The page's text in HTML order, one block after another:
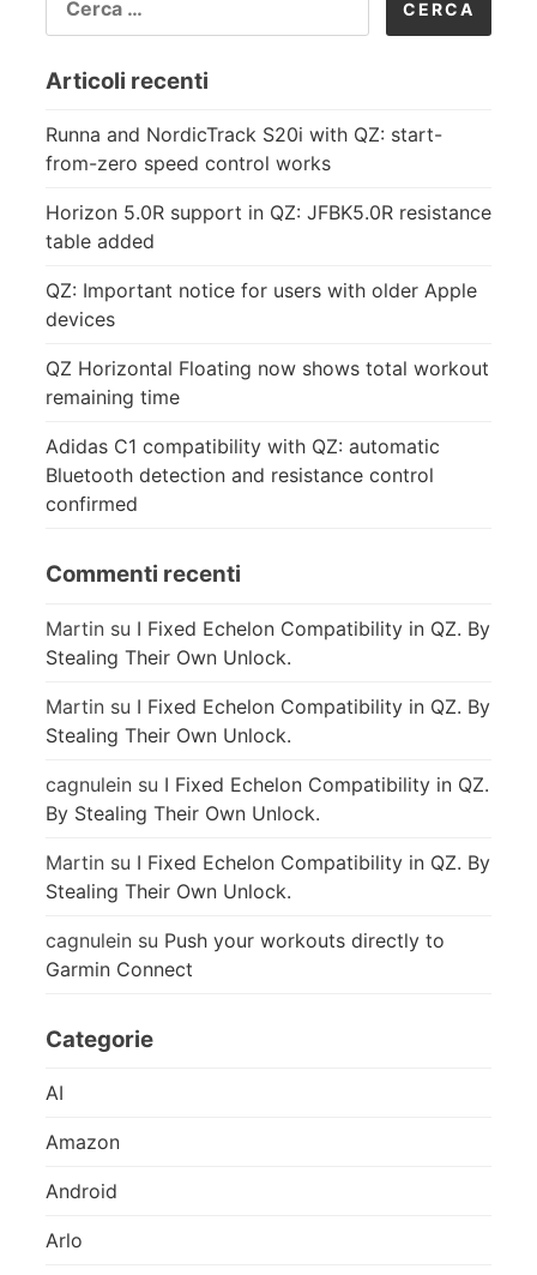
PER:
Articoli recenti
Runna and NordicTrack S20i with QZ: start-
from-zero speed control works
Horizon 5.0R support in QZ: JFBK5.0R resistance
table added
QZ: Important notice for users with older Apple
devices
QZ Horizontal Floating now shows total workout
remaining time
Adidas C1 compatibility with QZ: automatic
Bluetooth detection and resistance control
confirmed
Commenti recenti
Martin su I Fixed Echelon Compatibility in QZ. By
Stealing Their Own Unlock.
Martin su I Fixed Echelon Compatibility in QZ. By
Stealing Their Own Unlock.
cagnulein su I Fixed Echelon Compatibility in QZ.
By Stealing Their Own Unlock.
Martin su I Fixed Echelon Compatibility in QZ. By
Stealing Their Own Unlock.
cagnulein su Push your workouts directly to
Garmin Connect
Categorie
AI
Amazon
Android
Arlo